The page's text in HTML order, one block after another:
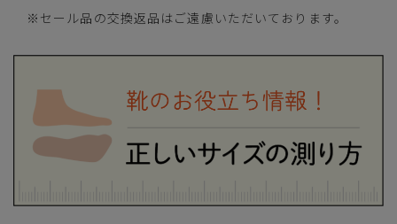
残りわずか
ベージュ
—
※セール品の交換返品はご遠慮いただいております。